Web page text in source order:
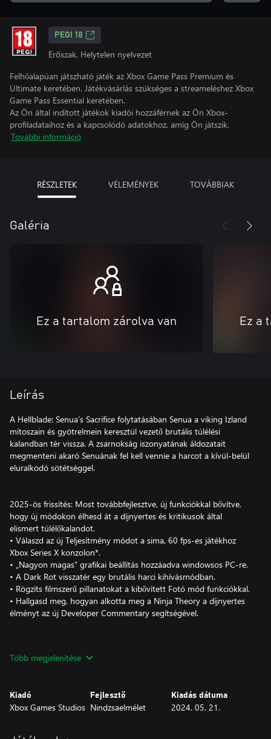
PEGI 18
Erőszak, Helytelen nyelvezet
Felhőalapúan játszható játék az Xbox Game Pass Premium és
Ultimate keretében. Játékvásárlás szükséges a streameléshez Xbox
Game Pass Essential keretében.
Az Ön által indított játékok kiadói hozzáférnek az Ön Xbox-
profiladataihoz és a kapcsolódó adatokhoz, amíg Ön játszik.
További információ
RÉSZLETEK VÉLEMÉNYEK TOVÁBBIAK
Galéria
Ez a tartalom zárolva van Ez a
Leírás
A Hellblade: Senua’s Sacrifice folytatásában Senua a viking Izland
mítoszain és gyötrelmein keresztül vezető brutális túlélési
kalandban tér vissza. A zsarnokság iszonyatának áldozatait
megmenteni akaró Senuának fel kell vennie a harcot a kívül-belül
eluralkodó sötétséggel.
2025-ös frissítés: Most továbbfejlesztve, új funkciókkal bővítve,
hogy új módokon élhesd át a díjnyertes és kritikusok által
elismert túlélőkalandot.
• Válaszd az új Teljesítmény módot a sima, 60 fps-es játékhoz
Xbox Series X konzolon*.
• „Nagyon magas” grafikai beállítás hozzáadva windowsos PC-re.
• A Dark Rot visszatér egy brutális harci kihívásmódban.
• Rögzíts filmszerű pillanatokat a kibővített Fotó mód funkciókkal.
• Hallgasd meg, hogyan alkotta meg a Ninja Theory a díjnyertes
élményt az új Developer Commentary segítségével.
SENUA TÖRTÉNETE FOLYTATÓDIK
GONDOSAN MEGALKOTOTT, FILMSZERŰ ELMERÜLÉS
Merülj el Senua világában és történetében, gyönyörűen
SENUA EGYEDI NÉZŐPONTJA
Több megjelenítése
Kiadó
Xbox Games Studios
Fejlesztő
Nindzsaelmélet
Kiadás dátuma
2024. 05. 21.